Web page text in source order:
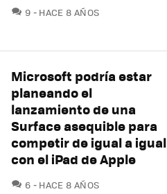
9 COMENTARIOS
HACE 8 AÑOS
Microsoft podría estar
planeando el
lanzamiento de una
Surface asequible para
competir de igual a igual
con el iPad de Apple
6 COMENTARIOS
HACE 8 AÑOS